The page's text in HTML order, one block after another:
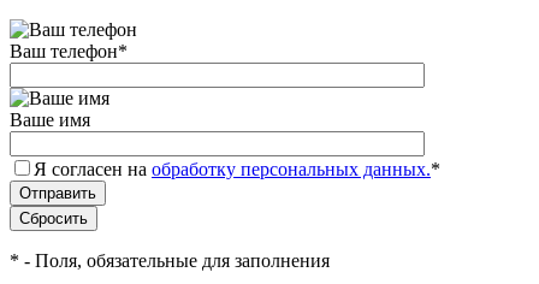
Ваш телефон*
Ваше имя
Я согласен на обработку персональных данных.*
* - Поля, обязательные для заполнения